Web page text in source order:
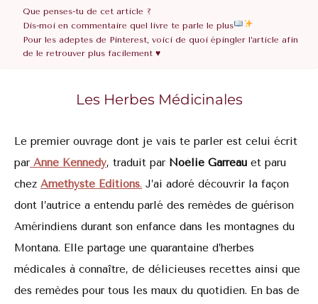
Que penses-tu de cet article ?
Dis-moi en commentaire quel livre te parle le plus
Pour les adeptes de Pinterest, voici de quoi épingler l’article afin
de le retrouver plus facilement ♥
Les Herbes Médicinales
Le premier ouvrage dont je vais te parler est celui écrit
par Anne Kennedy, traduit par Noélie Garreau et paru
chez Améthyste Éditions. J’ai adoré découvrir la façon
dont l’autrice a entendu parlé des remèdes de guérison
Amérindiens durant son enfance dans les montagnes du
Montana. Elle partage une quarantaine d’herbes
médicales à connaître, de délicieuses recettes ainsi que
des remèdes pour tous les maux du quotidien. En bas de